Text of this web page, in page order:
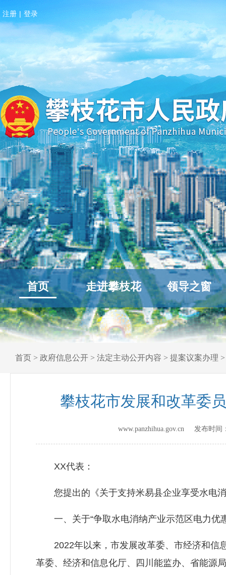
注册 | 登录
首页 走进攀枝花 领导之窗
首页 > 政府信息公开 > 法定主动公开内容 > 提案议案办理
攀枝花市发展和改革委
www.panzhihua.gov.cn 发布时间
XX代表：
您提出的《关于支持米易县企业享受水电消
一、关于“争取水电消纳产业示范区电力优
2022年以来，市发展改革委、市经济和信息
革委、经济和信息化厅、四川能监办、省能源